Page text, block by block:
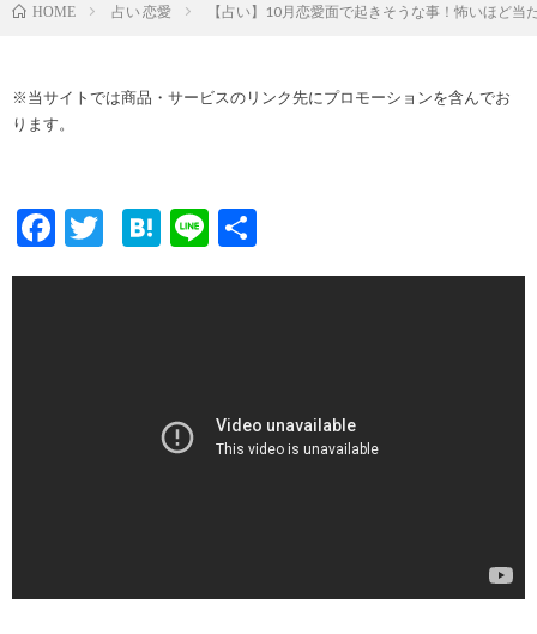
HOME 占い 恋愛 【占い】10月恋愛面で起きそうな事！怖いほど当
※当サイトでは商品・サービスのリンク先にプロモーションを含んでお
ります。
F
ac
T
w
H
at
Li
n 有